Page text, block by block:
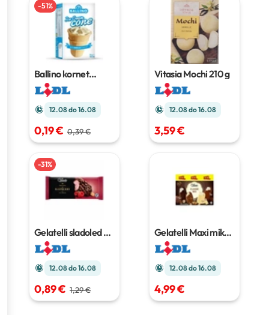
-51%
Ballino kornet
vanilija55 g
12.08 do 16.08
0,19 € 0,39 €
Vitasia Mochi210 g
12.08 do 16.08
3,59 €
-31%
Gelatelli sladoled na
štapiću110 ml
12.08 do 16.08
0,89 € 1,29 €
Gelatelli Maxi miks
sladoleda XXL
120 ml
12.08 do 16.08
4,99 €